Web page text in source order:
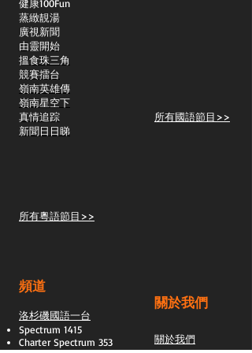
​健康100Fun
蒸緻靚湯
​廣視新聞
由靈開始
搵食珠三角
競賽擂台
嶺南英雄傳
嶺南星空下
真情追踪
新聞日日睇
所有粵語節目>>
所有國語節目>>
頻道
洛杉磯國語一台
Spectrum 1415
Charter Spectrum 353
關於我們
關於我們